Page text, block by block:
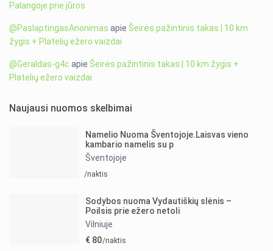
Palangoje prie jūros
@PaslaptingasAnonimas apie Šeirės pažintinis takas | 10 km
žygis + Platelių ežero vaizdai
@Geraldas-g4c apie Šeirės pažintinis takas | 10 km žygis +
Platelių ežero vaizdai
Naujausi nuomos skelbimai
Namelio Nuoma Šventojoje.Laisvas vieno
kambario namelis su p
Šventojoje
/naktis
Sodybos nuoma Vydautiškių slėnis –
Poilsis prie ežero netoli
Vilniuje
€ 80/naktis